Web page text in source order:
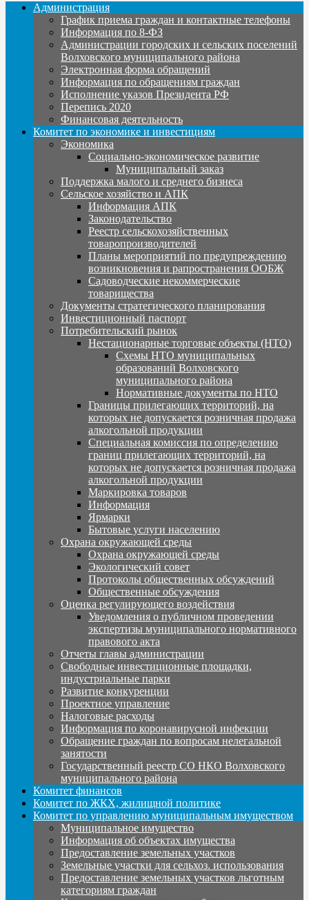
Администрация
График приема граждан и контактные телефоны
Информация по 8-ФЗ
Администрации городских и сельских поселений
Волховского муниципального района
Электронная форма обращений
Информация по обращениям граждан
Исполнение указов Президента РФ
Перепись 2020
Финансовая деятельность
Комитет по экономике и инвестициям
Экономика
Социально-экономическое развитие
Муниципальный заказ
Поддержка малого и среднего бизнеса
Сельское хозяйство и АПК
Информация АПК
Законодательство
Реестр сельскохозяйственных
товаропроизводителей
Планы мероприятий по предупреждению
возникновения и рапространения ООБЖ
Садоводческие некоммерческие
товарищества
Документы стратегического планирования
Инвестиционный паспорт
Потребительский рынок
Нестационарные торговые объекты (НТО)
Схемы НТО муниципальных
образований Волховского
муниципального района
Нормативные документы по НТО
Границы прилегающих территорий, на
которых не допускается розничная продажа
алкогольной продукции
Специальная комиссия по определению
границ прилегающих территорий, на
которых не допускается розничная продажа
алкогольной продукции
Маркировка товаров
Информация
Ярмарки
Бытовые услуги населению
Охрана окружающей среды
Охрана окружающей среды
Экологический совет
Протоколы общественных обсуждений
Общественные обсуждения
Оценка регулирующего воздействия
Уведомления о публичном проведении
экспертизы муниципального нормативного
правового акта
Отчеты главы администрации
Свободные инвестиционные площадки,
индустриальные парки
Развитие конкуренции
Проектное управление
Налоговые расходы
Информация по коронавирусной инфекции
Обращение граждан по вопросам нелегальной
занятости
Государственный реестр СО НКО Волховского
муниципального района
Комитет финансов
Комитет по ЖКХ, жилищной политике
Комитет по управлению муниципальным имуществом
Муниципальное имущество
Информация об объектах имущества
Предоставление земельных участков
Земельные участки для сельхоз. использования
Предоставление земельных участков льготным
категориям граждан